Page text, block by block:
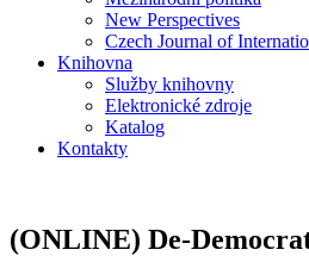
New Perspectives
Czech Journal of
Knihovna
Služby knihovny
Elektronické zdroje
Katalog
Kontakty
(ONLINE) De-